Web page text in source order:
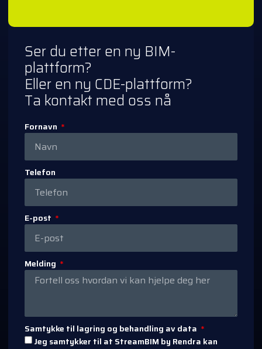
Ser du etter en ny BIM-
plattform?
Eller en ny CDE-plattform?
Ta kontakt med oss nå
Fornavn
Telefon
E-post
Melding
Samtykke til lagring og behandling av data
Jeg samtykker til at StreamBIM by Rendra kan